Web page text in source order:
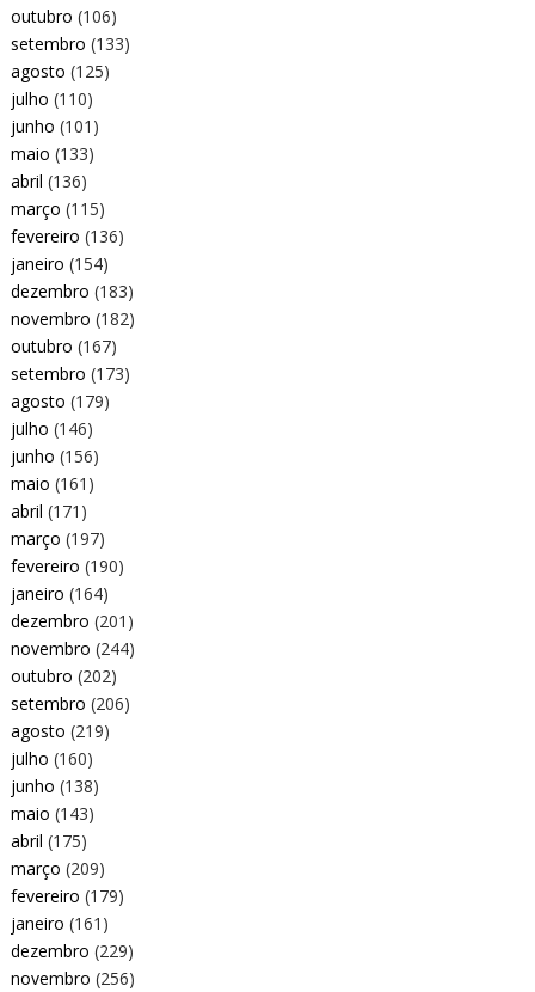
outubro (106)
setembro (133)
agosto (125)
julho (110)
junho (101)
maio (133)
abril (136)
março (115)
fevereiro (136)
janeiro (154)
dezembro (183)
novembro (182)
outubro (167)
setembro (173)
agosto (179)
julho (146)
junho (156)
maio (161)
abril (171)
março (197)
fevereiro (190)
janeiro (164)
dezembro (201)
novembro (244)
outubro (202)
setembro (206)
agosto (219)
julho (160)
junho (138)
maio (143)
abril (175)
março (209)
fevereiro (179)
janeiro (161)
dezembro (229)
novembro (256)